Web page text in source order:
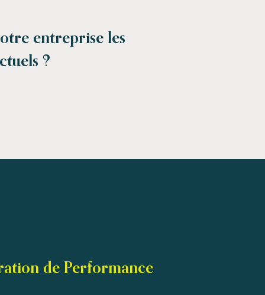
entreprise les
?
de Performance